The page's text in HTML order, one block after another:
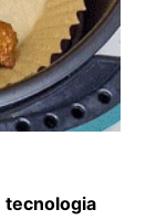
tecnologia